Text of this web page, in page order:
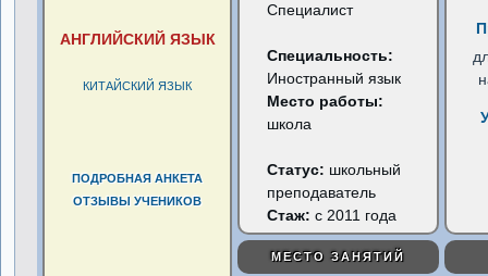
АНГЛИЙСКИЙ ЯЗЫК
КИТАЙСКИЙ ЯЗЫК
ПОДРОБНАЯ АНКЕТА
ОТЗЫВЫ УЧЕНИКОВ
Специалист
Специальность:
Иностранный язык
Место работы:
школа
Статус: школьный
преподаватель
Стаж: с 2011 года
МЕСТО ЗАНЯТИЙ